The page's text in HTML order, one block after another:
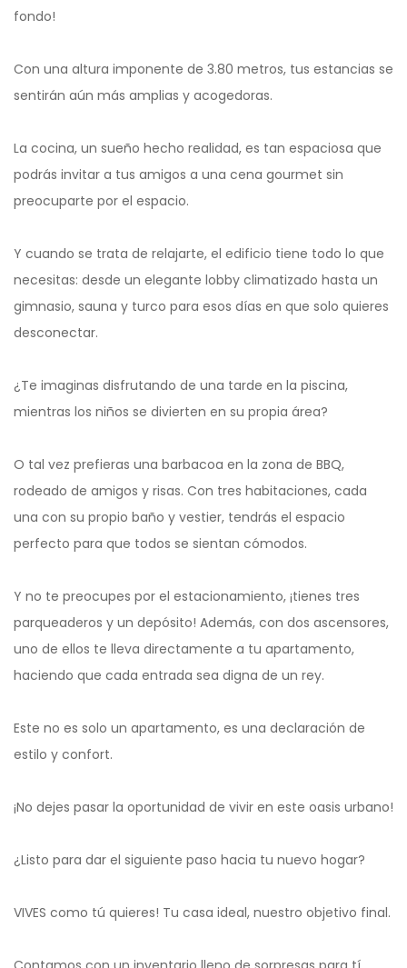
fondo!
Con una altura imponente de 3.80 metros, tus estancias se
sentirán aún más amplias y acogedoras.
La cocina, un sueño hecho realidad, es tan espaciosa que
podrás invitar a tus amigos a una cena gourmet sin
preocuparte por el espacio.
Y cuando se trata de relajarte, el edificio tiene todo lo que
necesitas: desde un elegante lobby climatizado hasta un
gimnasio, sauna y turco para esos días en que solo quieres
desconectar.
¿Te imaginas disfrutando de una tarde en la piscina,
mientras los niños se divierten en su propia área?
O tal vez prefieras una barbacoa en la zona de BBQ,
rodeado de amigos y risas. Con tres habitaciones, cada
una con su propio baño y vestier, tendrás el espacio
perfecto para que todos se sientan cómodos.
Y no te preocupes por el estacionamiento, ¡tienes tres
parqueaderos y un depósito! Además, con dos ascensores,
uno de ellos te lleva directamente a tu apartamento,
haciendo que cada entrada sea digna de un rey.
Este no es solo un apartamento, es una declaración de
estilo y confort.
¡No dejes pasar la oportunidad de vivir en este oasis urbano!
¿Listo para dar el siguiente paso hacia tu nuevo hogar?
VIVES como tú quieres! Tu casa ideal, nuestro objetivo final.